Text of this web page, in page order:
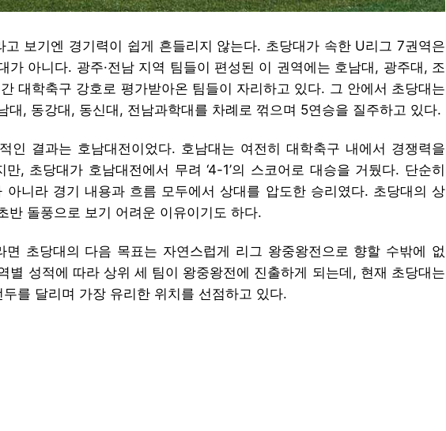
고 보기엔 경기력이 쉽게 흔들리지 않는다. 초당대가 속한 U리그 7권역은
가 아니다. 광주·전남 지역 팀들이 편성된 이 권역에는 호남대, 광주대, 조
대학축구 강호로 평가받아온 팀들이 자리하고 있다. 그 안에서 초당대는
대, 동강대, 동신대, 전남과학대를 차례로 꺾으며 5연승을 질주하고 있다.
인 결과는 호남대전이었다. 호남대는 여전히 대학축구 내에서 경쟁력을
만, 초당대가 호남대전에서 무려 ‘4-1’의 스코어로 대승을 거뒀다. 단순히
아니라 경기 내용과 흐름 모두에서 상대를 압도한 승리였다. 초당대의 상
반 돌풍으로 보기 어려운 이유이기도 하다.
면 초당대의 다음 목표는 자연스럽게 리그 왕중왕전으로 향할 수밖에 없
별 성적에 따라 상위 세 팀이 왕중왕전에 진출하게 되는데, 현재 초당대는
를 달리며 가장 유리한 위치를 선점하고 있다.